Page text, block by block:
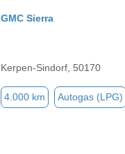
GMC Sierra
Kerpen-Sindorf, 50170
4.000 km Autogas (LPG)